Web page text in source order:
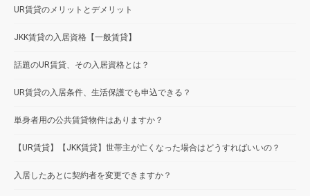
UR賃貸のメリットとデメリット
JKK賃貸の入居資格【一般賃貸】
話題のUR賃貸、その入居資格とは？
UR賃貸の入居条件、生活保護でも申込できる？
単身者用の公共賃貸物件はありますか？
【UR賃貸】【JKK賃貸】世帯主が亡くなった場合はどうすればいいの？
入居したあとに契約者を変更できますか？